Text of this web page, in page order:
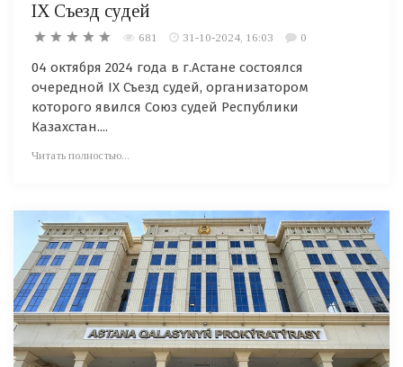
IX Съезд судей
681 31-10-2024, 16:03 0
04 октября 2024 года в г.Астане состоялся
очередной IX Съезд судей, организатором
которого явился Союз судей Республики
Казахстан....
Читать полностью...